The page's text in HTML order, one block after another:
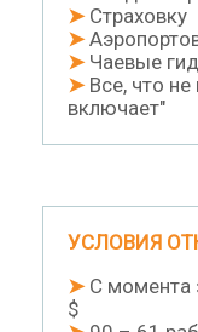
➤Страховку
➤
➤Чаевые
➤Все, что не
включает"
УСЛОВИЯ
➤С момента
$